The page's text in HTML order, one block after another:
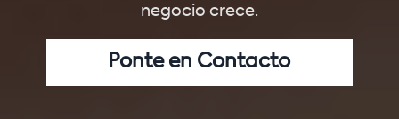
negocio crece.
Ponte en Contacto